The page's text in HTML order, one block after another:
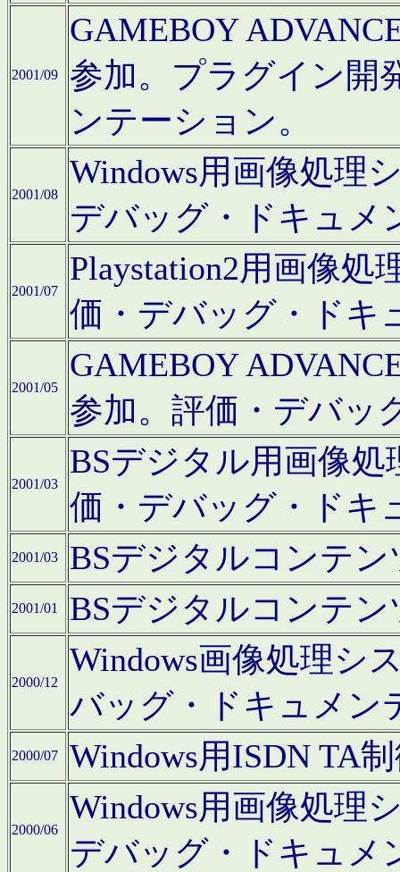
2001/09
GAMEBOY
参加。プラグイン開
ンテーション。
2001/08
Windows用画像処理
デバッグ・ドキュメ
2001/07
Playstation2用画像
価・デバッグ・ドキ
2001/05
GAMEBOY
参加。評価・デバッ
2001/03
BSデジタル用画像
価・デバッグ・ドキ
2001/03 BSデジタルコンテ
2001/01 BSデジタルコンテ
2000/12
Windows画像処理シ
バッグ・ドキュメン
2000/07 Windows用ISDN TA
2000/06
Windows用画像処理
デバッグ・ドキュメ